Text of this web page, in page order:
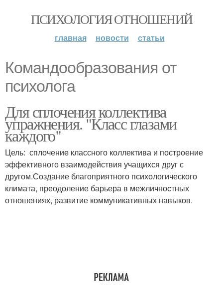
ПСИХОЛОГИЯ ОТНОШЕНИЙ
главная новости статьи
Командообразования от
психолога
Для сплочения коллектива
упражнения. "Класс глазами
каждого"
Цель: сплочение классного коллектива и построение
эффективного взаимодействия учащихся друг с
другом.Создание благоприятного психологического
климата, преодоление барьера в межличностных
отношениях, развитие коммуникативных навыков.